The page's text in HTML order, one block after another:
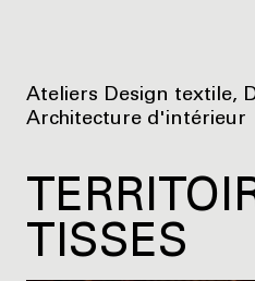
Ateliers Design textile,
Architecture d'intérieur
TISSES